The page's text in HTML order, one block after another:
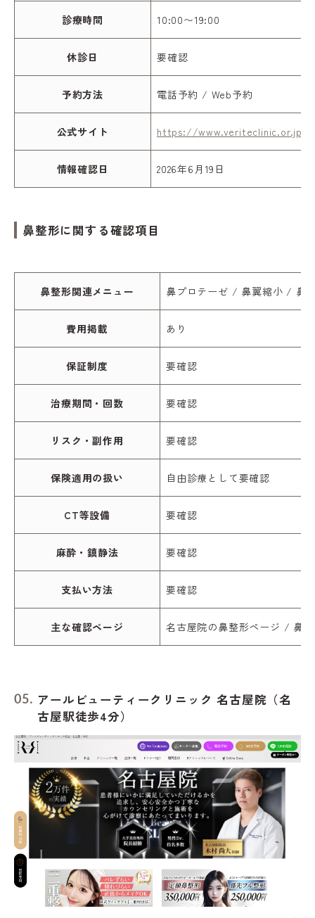
診療時間 10:00〜19:00
休診日 要確認
予約方法 電話予約 / Web予約
公式サイト https://www.veriteclinic.or.jp/
情報確認日 2026年6月19日
鼻整形に関する確認項目
鼻整形関連メニュー 鼻プロテーゼ / 鼻翼縮小 / 鼻
費用掲載 あり
保証制度 要確認
治療期間・回数 要確認
リスク・副作用 要確認
保険適用の扱い 自由診療として要確認
CT等設備 要確認
麻酔・鎮静法 要確認
支払い方法 要確認
主な確認ページ 名古屋院の鼻整形ページ / 鼻
アールビューティークリニック 名古屋院（名
古屋駅徒歩4分）